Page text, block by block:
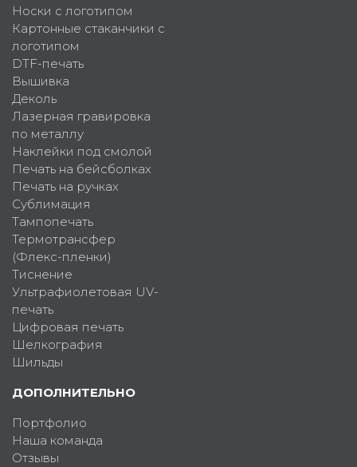
Носки с логотипом
Картонные стаканчики с
логотипом
DTF-печать
Вышивка
Деколь
Лазерная гравировка
по металлу
Наклейки под смолой
Печать на бейсболках
Печать на ручках
Сублимация
Тампопечать
Термотрансфер
(Флекс-пленки)
Тиснение
Ультрафиолетовая UV-
печать
Цифровая печать
Шелкография
Шильды
ДОПОЛНИТЕЛЬНО
Портфолио
Наша команда
Отзывы